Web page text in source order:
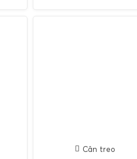
Cân treo